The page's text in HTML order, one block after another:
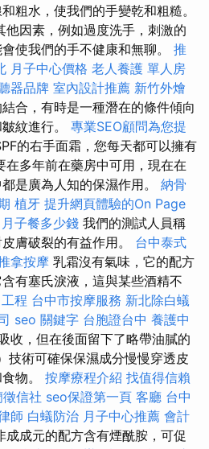
粗水，使我們的手變乾和粗糙。
他因素，例如過度洗手，刺激的
使我們的手不健康和無聊。 推
月子中心價格 老人養護 單人房
器品牌 室內設計推薦 新竹外燴
合，有時是一種潛在的條件傾向
紋進行。 專業SEO顧問為您提
的右手面霜，您每天都可以擁有
多年前在藥房中可用，現在在
是廣為人知的保濕作用。 納骨
植牙 提升網頁體驗的On Page
月子餐多少錢 我們的測試人員稱
膚破裂的有益作用。 台中泰式
拿按摩 乳霜沒有氣味，它的配方
有塞氏淚液，這與某些酒精不
程 台中市按摩服務 新北除白蟻
seo 關鍵字 台胞證台中 養護中
收，但在後面留下了略帶油膩的
技術可確保保濕成分慢慢穿透皮
物。 按摩療程介紹 找值得信賴
信社 seo保證第一頁 客廳 台中
師 白蟻防治 月子中心推薦 會計
成成元的配方含有煙酰胺，可促